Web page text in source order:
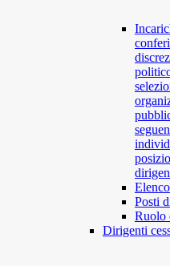
Posti
Ruolo
Dirigenti